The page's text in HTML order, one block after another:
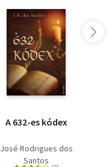
A 632-es kódex
José Rodrigues dos
Santos